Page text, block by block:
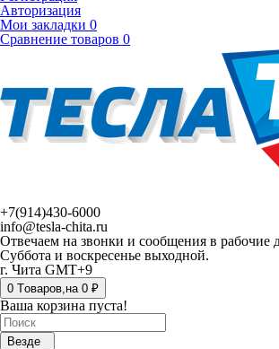
Авторизация
Мои закладки 0
Сравнение товаров 0
+7(914)430-6000
info@tesla-chita.ru
Отвечаем на звонки и сообщения в рабочие
Суббота и воскресенье выходной.
г. Чита GMT+9
0 Tоваров,на 0 ₽
Ваша корзина пуста!
Везде